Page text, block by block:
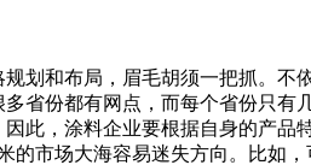
划和布局，眉毛胡须一把抓。
省份都有网点，而每个省份只
此，涂料企业要根据自身的产
的市场大海容易迷失方向。比如